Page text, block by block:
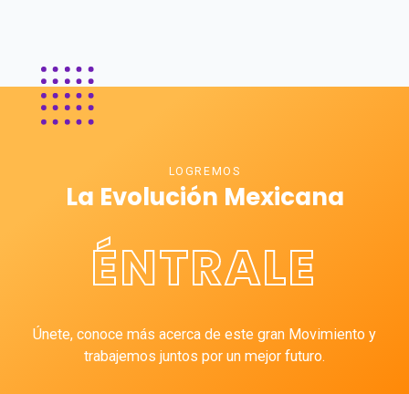
LOGREMOS
La Evolución Mexicana
ÉNTRALE
Únete, conoce más acerca de este gran Movimiento y
trabajemos juntos por un mejor futuro.